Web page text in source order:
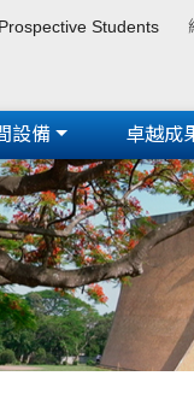
Prospective Students
設備 卓越成